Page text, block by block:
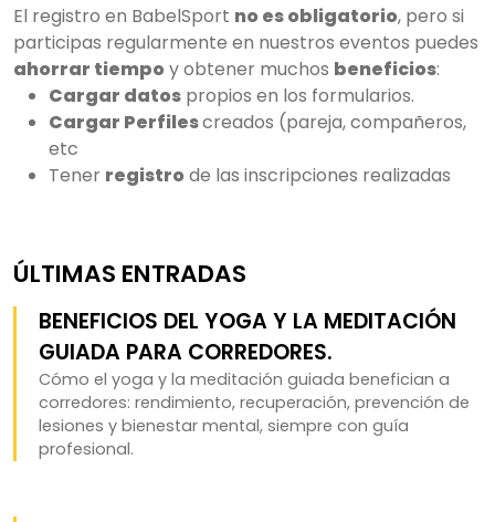
El registro en BabelSport no es obligatorio, pero si
participas regularmente en nuestros eventos puedes
ahorrar tiempo y obtener muchos beneficios:
Cargar datos propios en los formularios.
Cargar Perfilescreados (pareja, compañeros,
etc
Tener registro de las inscripciones realizadas
ÚLTIMAS ENTRADAS
BENEFICIOS DEL YOGA Y LA MEDITACIÓN
GUIADA PARA CORREDORES.
Cómo el yoga y la meditación guiada benefician a
corredores: rendimiento, recuperación, prevención de
lesiones y bienestar mental, siempre con guía
profesional.